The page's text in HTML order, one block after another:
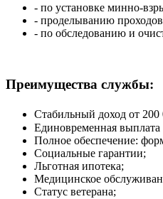
- по установке минно-
- проделыванию
- по обследованию и
Преимущества службы:
Стабильный доход от 200
Единовременная выплата
Полное обеспечение:
Социальные гарантии;
Льготная ипотека;
Медицинское
Статус ветерана;